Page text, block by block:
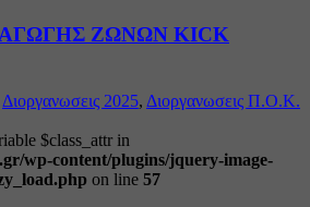
ΖΩΝΩΝ KICK
Διοργανωσεις 2025, Διοργανωσεις Π.Ο.Κ.
$class_attr in
wp-content/plugins/jquery-image-
on line 57